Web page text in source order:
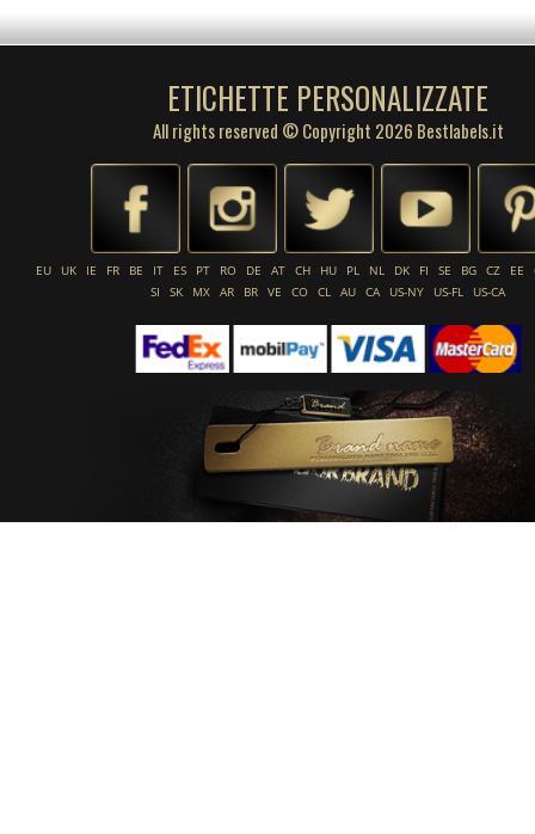
ETICHETTE PERSONALIZZATE
All rights reserved © Copyright 2026 Bestlabels.it
EU UK IE FR BE IT ES PT RO DE AT CH HU PL NL DK FI SE BG CZ EE
SI
SK MX AR BR VE CO CL AU CA US-NY US-FL US-CA